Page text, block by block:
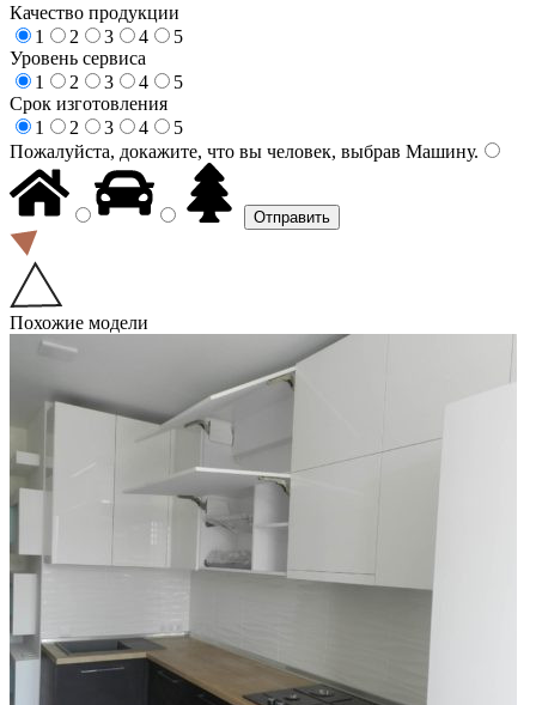
Качество продукции
1
2 3 4
5
Уровень сервиса
1
2 3 4
5
Срок изготовления
1
2 3 4
5
Пожалуйста, докажите, что вы человек, выбрав Машину.
Похожие модели